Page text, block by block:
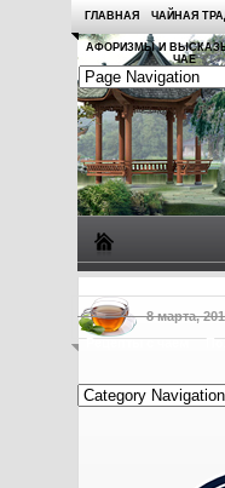
ГЛАВНАЯ ЧАЙНАЯ
АФОРИЗМЫ И
ЧАЕ
Рецепты с чаем
8 марта,